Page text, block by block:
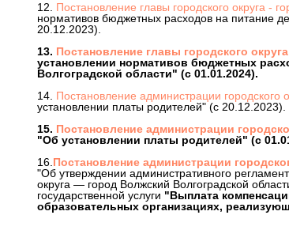
12. Постановление главы городского округа -
нормативов бюджетных расходов на питание
20.12.2023).
13. Постановление главы городского
установлении нормативов бюджетных
Волгоградской области" (с 01.01.2024).
14. Постановление администрации городского
установлении платы родителей" (с 20.12.2023).
15. Постановление администрации
"Об установлении платы родителей" (с
16. Постановление администрации
"Об утверждении административного
округа — город Волжский Волгоградской
государственной услуги "Выплата
образовательных организациях,